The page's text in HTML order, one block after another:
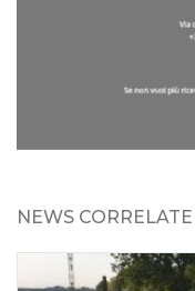
NEWS CORRELATE